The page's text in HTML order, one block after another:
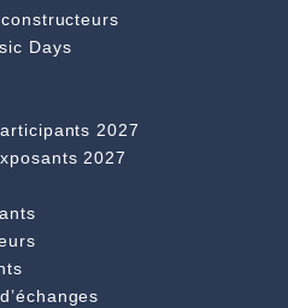
Days
2027
2027